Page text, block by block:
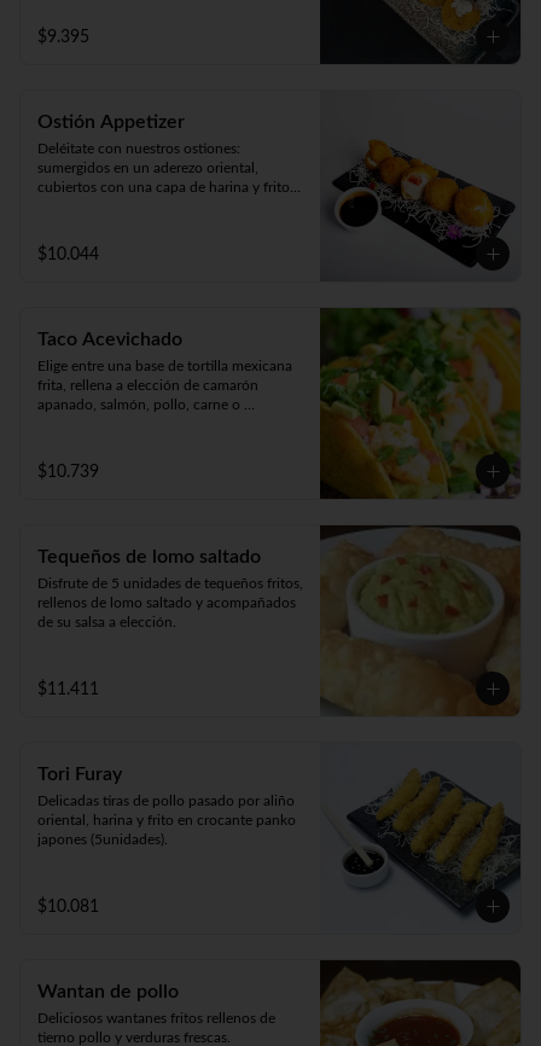
(5unidades).
$9.395
Ostión Appetizer
Deléitate con nuestros ostiones:
sumergidos en un aderezo oriental,
cubiertos con una capa de harina y fritos
cinco unidades repletas de sabor!
$10.044
Taco Acevichado
Elige entre una base de tortilla mexicana
frita, rellena a elección de camarón
apanado, salmón, pollo, carne o
acevichada. 2 unidades.
$10.739
Tequeños de lomo saltado
Disfrute de 5 unidades de tequeños fritos,
rellenos de lomo saltado y acompañados
de su salsa a elección.
$11.411
Tori Furay
Delicadas tiras de pollo pasado por aliño
oriental, harina y frito en crocante panko
japones (5unidades).
$10.081
Wantan de pollo
Deliciosos wantanes fritos rellenos de
tierno pollo y verduras frescas.